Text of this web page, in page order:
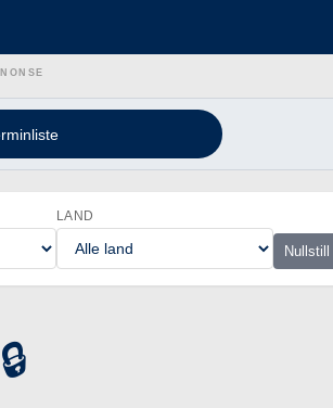
LAND
Nullstill
🔒